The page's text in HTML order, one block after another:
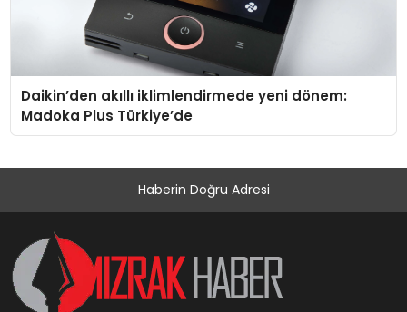
Daikin’den akıllı iklimlendirmede yeni dönem:
Madoka Plus Türkiye’de
Haberin Doğru Adresi